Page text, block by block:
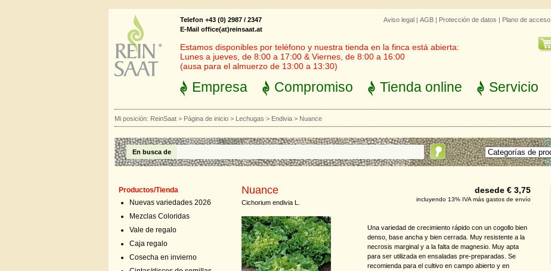
Aviso legal | AGB | Protección de datos | Plano de acceso
Telefon +43 (0) 2987 / 2347
E-Mail office(at)reinsaat.at
Estamos disponibles por teléfono y nuestra tienda en la finca está abierta:
Lunes a jueves, de 8:00 a 17:00 & Viernes, de 8:00 a 16:00
(ausa para el almuerzo de 13:00 a 13:30)
Empresa Compromiso Tienda online Servicio
Mi posición: ReinSaat > Página de inicio > Lechugas > Endivia > Nuance
En busca de
Productos/Tienda
Nuevas variedades 2026
Mezclas Coloridas
Vale de regalo
Caja regalo
Cosecha en invierno
Nuance
Cichorium endivia L.
desede € 3,75
incluyendo 13% IVA más gastos de envío
Una variedad de crecimiento rápido con un cogollo bien
denso, base ancha y bien cerrada. Muy resistente a la
necrosis marginal y a la falta de magnesio. Muy apta
para ser utilizada en ensaladas pre-preparadas. Se
recomienda para el cultivo en campo abierto y en